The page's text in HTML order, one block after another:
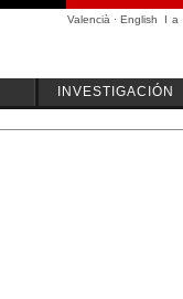
Valencià · English I a
INVESTIGACIÓN